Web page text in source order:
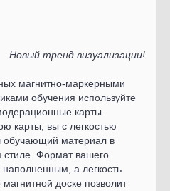
Новый тренд визуализации!
магнитно-маркерными
обучения используйте
карты.
карты, вы с легкостью
обучающий материал в
Формат вашего
а легкость
доске позволит